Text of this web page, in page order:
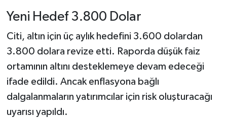
Yeni Hedef 3.800 Dolar
Citi, altın için üç aylık hedefini 3.600 dolardan
3.800 dolara revize etti. Raporda düşük faiz
ortamının altını desteklemeye devam edeceği
ifade edildi. Ancak enflasyona bağlı
dalgalanmaların yatırımcılar için risk oluşturacağı
uyarısı yapıldı.